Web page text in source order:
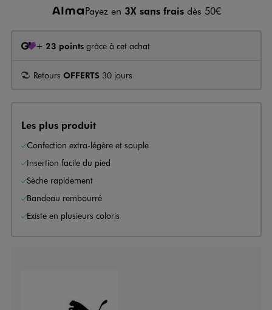
Payez en 3X sans frais dès 50€
+ 23 points grâce à cet achat
Retours OFFERTS 30 jours
Les plus produit
Confection extra-légère et souple
Insertion facile du pied
Sèche rapidement
Bandeau rembourré
Existe en plusieurs coloris